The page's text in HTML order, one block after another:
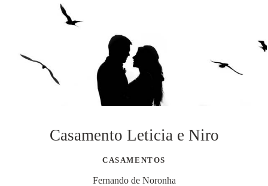
Casamento Leticia e Niro
CASAMENTOS
Fernando de Noronha